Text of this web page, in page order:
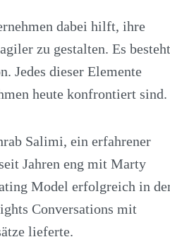
dabei hilft, ihre
zu gestalten. Es besteht
Jedes dieser Elemente
heute konfrontiert sind.
Salimi, ein erfahrener
Jahren eng mit Marty
Model erfolgreich in
Conversations mit
lieferte.